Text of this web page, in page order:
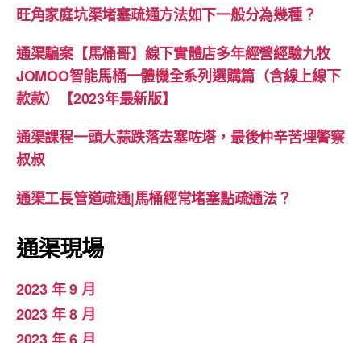
旺角家庭坑渠堵塞疏通方法如下一般分為幾種？
通渠騙案【馬桶哥】線下實體店多年經營經驗九牧
JOMOO智能馬桶一體機全系列選購篇（含線上線下
款款）【2023年最新版】
通渠課程一頭大蒜跌落去塞咗塔，最後仲辛苦埋警察
叔叔
通渠工長管道疏通|馬桶經常堵塞點疏通法？
通渠現場
2023 年 9 月
2023 年 8 月